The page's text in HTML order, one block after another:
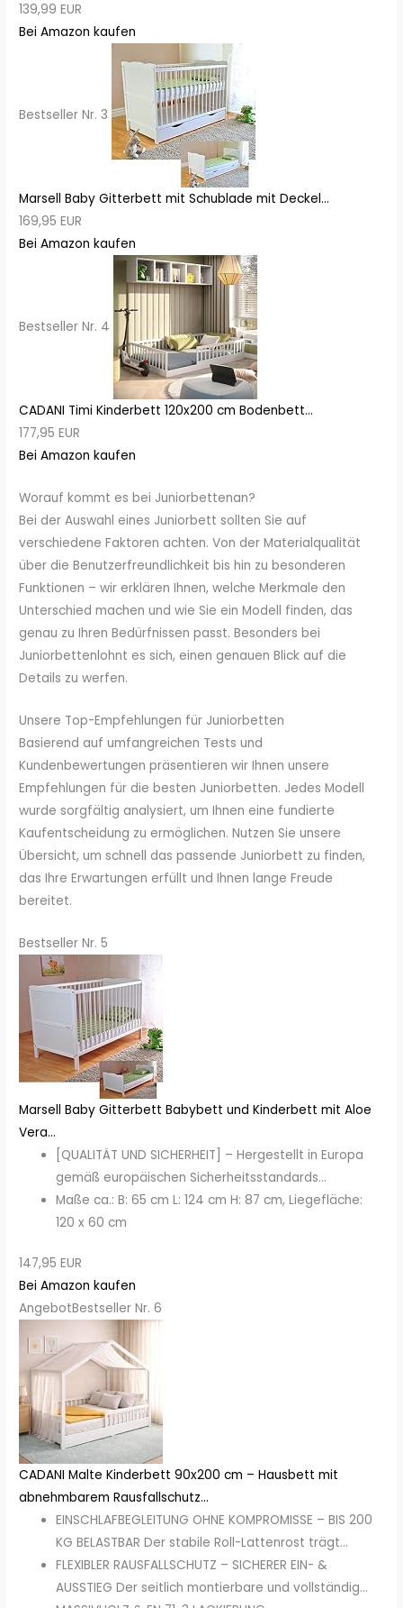
139,99 EUR
Bei Amazon kaufen
Bestseller Nr. 3
Marsell Baby Gitterbett mit Schublade mit Deckel...
169,95 EUR
Bei Amazon kaufen
Bestseller Nr. 4
CADANI Timi Kinderbett 120x200 cm Bodenbett...
177,95 EUR
Bei Amazon kaufen
Worauf kommt es bei Juniorbettenan?
Bei der Auswahl eines Juniorbett sollten Sie auf
verschiedene Faktoren achten. Von der Materialqualität
über die Benutzerfreundlichkeit bis hin zu besonderen
Funktionen – wir erklären Ihnen, welche Merkmale den
Unterschied machen und wie Sie ein Modell finden, das
genau zu Ihren Bedürfnissen passt. Besonders bei
Juniorbettenlohnt es sich, einen genauen Blick auf die
Details zu werfen.
Unsere Top-Empfehlungen für Juniorbetten
Basierend auf umfangreichen Tests und
Kundenbewertungen präsentieren wir Ihnen unsere
Empfehlungen für die besten Juniorbetten. Jedes Modell
wurde sorgfältig analysiert, um Ihnen eine fundierte
Kaufentscheidung zu ermöglichen. Nutzen Sie unsere
Übersicht, um schnell das passende Juniorbett zu finden,
das Ihre Erwartungen erfüllt und Ihnen lange Freude
bereitet.
Bestseller Nr. 5
Marsell Baby Gitterbett Babybett und Kinderbett mit Aloe
Vera...
[QUALITÄT UND SICHERHEIT] – Hergestellt in Europa
gemäß europäischen Sicherheitsstandards...
Maße ca.: B: 65 cm L: 124 cm H: 87 cm, Liegefläche:
120 x 60 cm
147,95 EUR
Bei Amazon kaufen
AngebotBestseller Nr. 6
CADANI Malte Kinderbett 90x200 cm – Hausbett mit
abnehmbarem Rausfallschutz...
EINSCHLAFBEGLEITUNG OHNE KOMPROMISSE – BIS 200
KG BELASTBAR Der stabile Roll-Lattenrost trägt...
FLEXIBLER RAUSFALLSCHUTZ – SICHERER EIN- &
AUSSTIEG Der seitlich montierbare und vollständig...